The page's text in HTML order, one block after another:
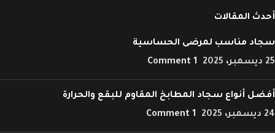
أحدث المقالات
سجاد مناسب لمرضى الحساسية
25 ديسمبر، 2025
1 Comment
أفضل أنواع سجاد المطابخ المقاوم للبقع والحرارة
24 ديسمبر، 2025
1 Comment